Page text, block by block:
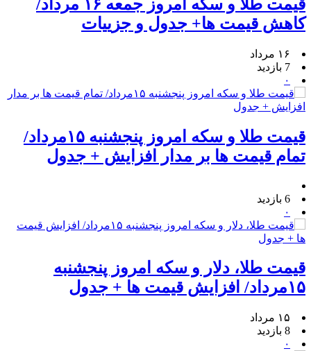
قیمت طلا و سکه امروز جمعه ۱۶ مرداد/
کاهش قیمت ها+ جدول و جزییات
۱۶ مرداد
7 بازدید
۰
قیمت طلا و سکه امروز پنجشنبه ۱۵مرداد/
تمام قیمت ها بر مدار افزایش + جدول
6 بازدید
۰
قیمت طلا، دلار و سکه امروز پنجشنبه
۱۵مرداد/ افزایش قیمت ها + جدول
۱۵ مرداد
8 بازدید
۰